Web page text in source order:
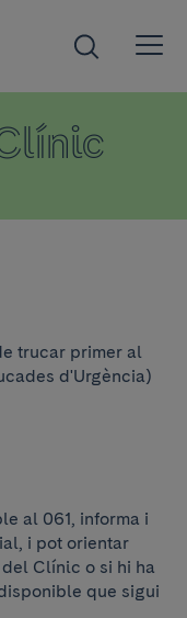
trucar primer al
d'Urgència)
al 061, informa i
i pot orientar
Clínic o si hi ha
que sigui